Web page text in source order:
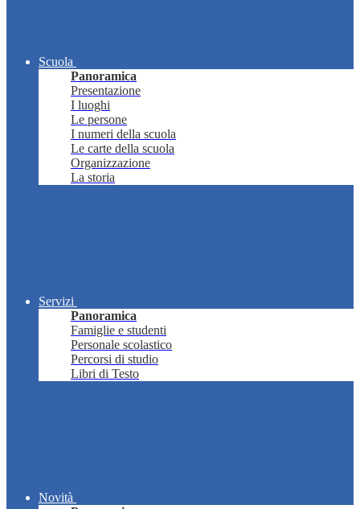
Scuola
Panoramica
Presentazione
I luoghi
Le persone
I numeri della scuola
Le carte della scuola
Organizzazione
La storia
Servizi
Panoramica
Famiglie e studenti
Personale scolastico
Percorsi di studio
Libri di Testo
Novità